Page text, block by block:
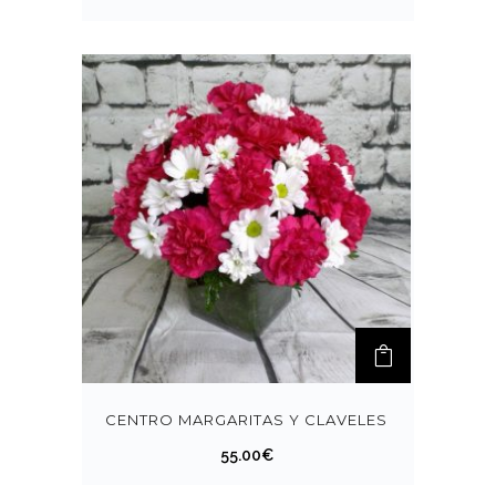
CENTRO MARGARITAS Y CLAVELES
55.00€